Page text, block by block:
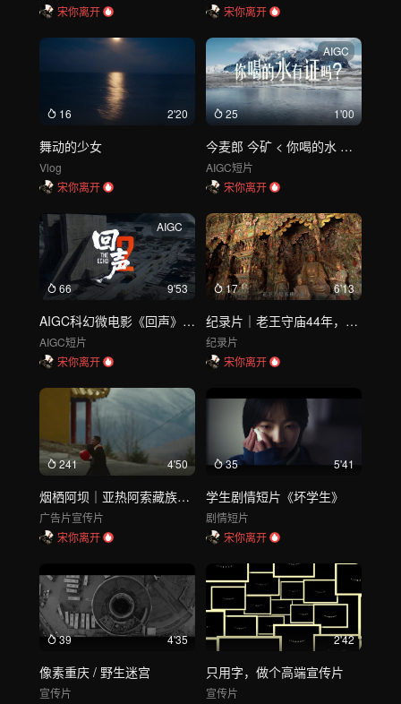
宋你离开
宋你离开
16 2'20
舞动的少女
Vlog
宋你离开
AIGC
25 1'00
今麦郎 今矿 < 你喝的水 有证吗？> tvc
AIGC短片
宋你离开
AIGC
66 9'53
AIGC科幻微电影《回声》第二集
AIGC短片
宋你离开
17 6'13
纪录片｜老王守庙44年，今天陪他去“小西天”上最后一天班
纪录片
宋你离开
241 4'50
烟栖阿坝｜亚热阿索藏族非遗 藏香燃起，阿坝的晨雾有了方向
广告片宣传片
宋你离开
35 5'41
学生剧情短片《坏学生》
剧情短片
宋你离开
39 4'35
像素重庆 / 野生迷宫
宣传片
2'42
只用字，做个高端宣传片
宣传片